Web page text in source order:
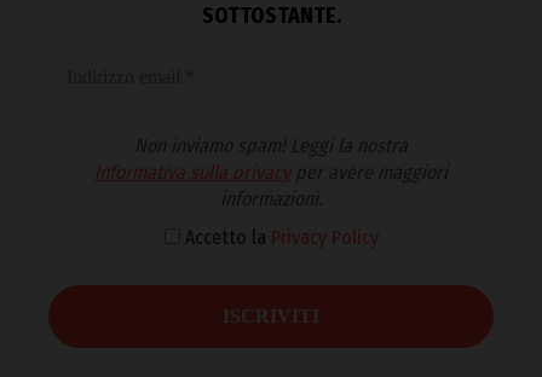
SOTTOSTANTE.
Non inviamo spam! Leggi la nostra
Informativa sulla privacyper avere maggiori
informazioni.
Accetto la Privacy Policy